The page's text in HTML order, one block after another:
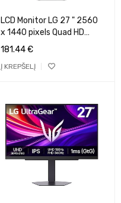
LCD Monitor LG 27 " 2560
x 1440 pixels Quad HD
Native aspect ratio 16:9
181.44€
Į KREPŠELĮ